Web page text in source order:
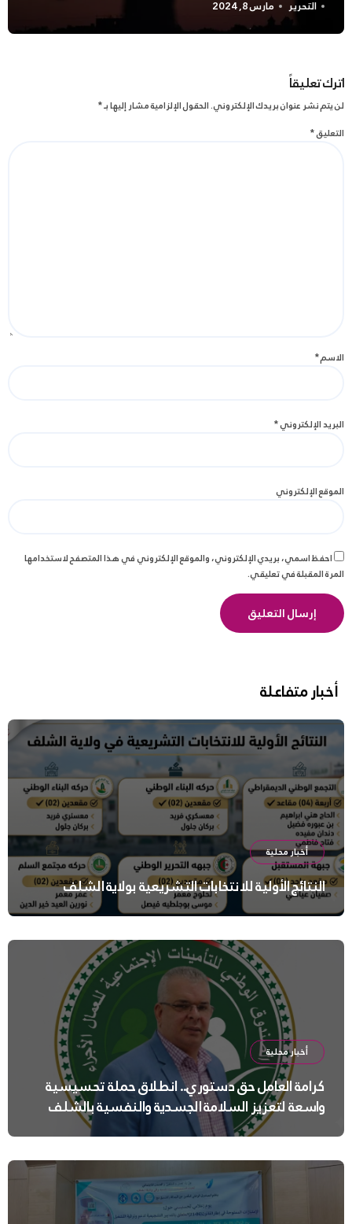
التحرير مارس 8, 2024
اترك تعليقاً
لن يتم نشر عنوان بريدك الإلكتروني.الحقول الإلزامية مشار إليها بـ*
التعليق*
الاسم*
البريد الإلكتروني*
الموقع الإلكتروني
احفظ اسمي، بريدي الإلكتروني، والموقع الإلكتروني في هذا المتصفح لاستخدامها
المرة المقبلة في تعليقي.
أخبار متفاعلة
أخبار محلية
النتائج الأولية للانتخابات التشريعية بولاية الشلف
أخبار محلية
كرامة العامل حق دستوري.. انطلاق حملة تحسيسية
واسعة لتعزيز السلامة الجسدية والنفسية بالشلف